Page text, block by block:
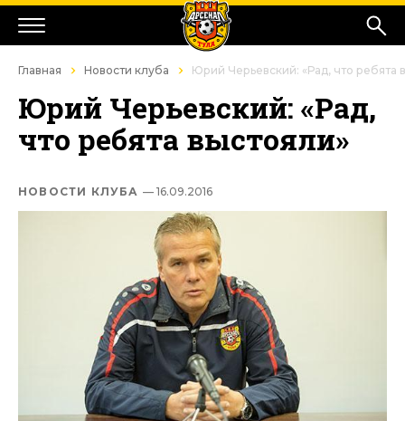
Главная Новости клуба Юрий Черьевский: «Рад, что ребята
Юрий Черьевский: «Рад,
что ребята выстояли»
НОВОСТИ КЛУБА — 16.09.2016